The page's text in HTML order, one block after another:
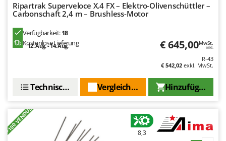
Ripartrak Superveloce X.4 FX – Elektro-Olivenschüttler –
Carbonschaft 2,4 m – Brushless-Motor
Verfügbarkeit:18
Kostenlose Lieferung
12. Aug. - 14. Aug. € 645,00MwSt.
inkl.
R-43
€ 542,02 exkl. MwSt.
Hinzufügen
Vergleichen Sie
Technische Daten
+100 VENDUS 8,3